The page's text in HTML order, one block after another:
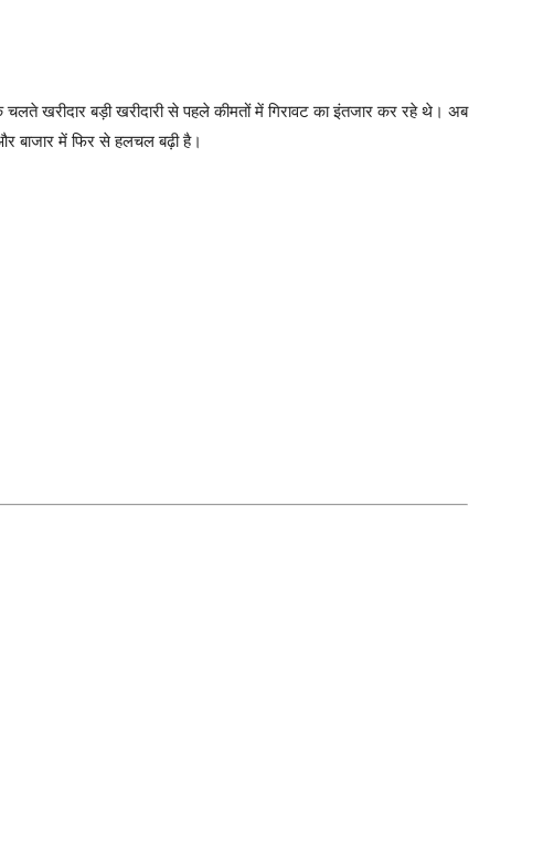
खरीदार बड़ी खरीदारी से पहले कीमतों में गिरावट का इंतजार कर रहे थे। अब
बाजार में फिर से हलचल बढ़ी है।